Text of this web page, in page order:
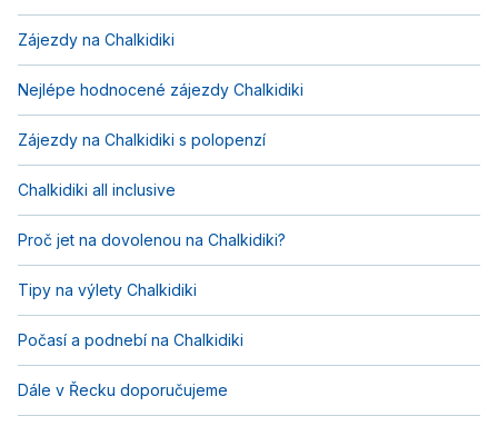
Zájezdy na Chalkidiki
Nejlépe hodnocené zájezdy Chalkidiki
Zájezdy na Chalkidiki s polopenzí
Chalkidiki all inclusive
Proč jet na dovolenou na Chalkidiki?
Tipy na výlety Chalkidiki
Počasí a podnebí na Chalkidiki
Dále v Řecku doporučujeme